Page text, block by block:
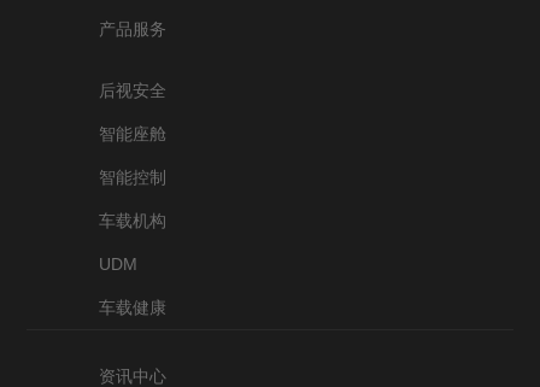
产品服务
后视安全
智能座舱
智能控制
车载机构
UDM
车载健康
资讯中心